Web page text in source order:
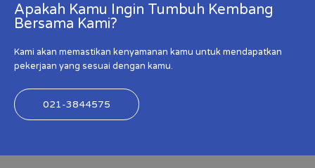
Apakah Kamu Ingin Tumbuh Kembang
Bersama Kami?
Kami akan memastikan kenyamanan kamu untuk mendapatkan
pekerjaan yang sesuai dengan kamu.
021-3844575